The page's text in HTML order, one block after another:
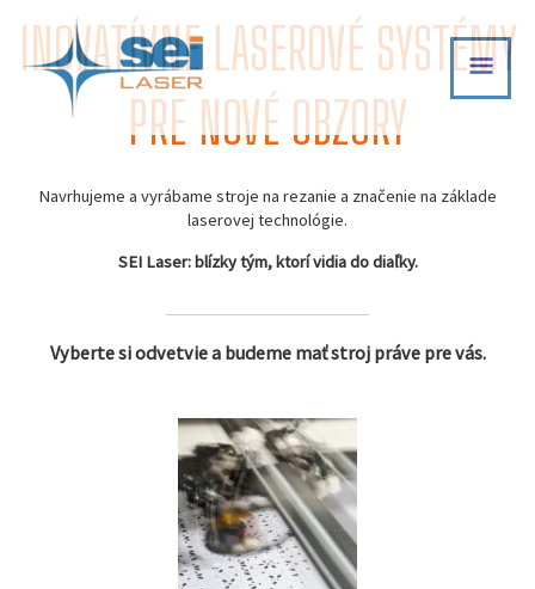
content
INOVATÍVNE LASEROVÉ SYSTÉMY
PRE NOVÉ OBZORY
Navrhujeme a vyrábame stroje na rezanie a značenie na základe
laserovej technológie.
SEI Laser: blízky tým, ktorí vidia do diaľky.
Vyberte si odvetvie a budeme mať stroj práve pre vás.